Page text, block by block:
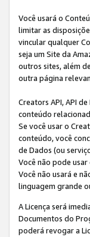
Você usará o
limitar as
vincular qualquer
seja um Site da
outros sites, além
outra página
Creators API, API
conteúdo
Se você usar o
conteúdo, você
de Dados (ou
Você não pode
Você não usará e
linguagem grande
A Licença será
Documentos do
poderá revogar a